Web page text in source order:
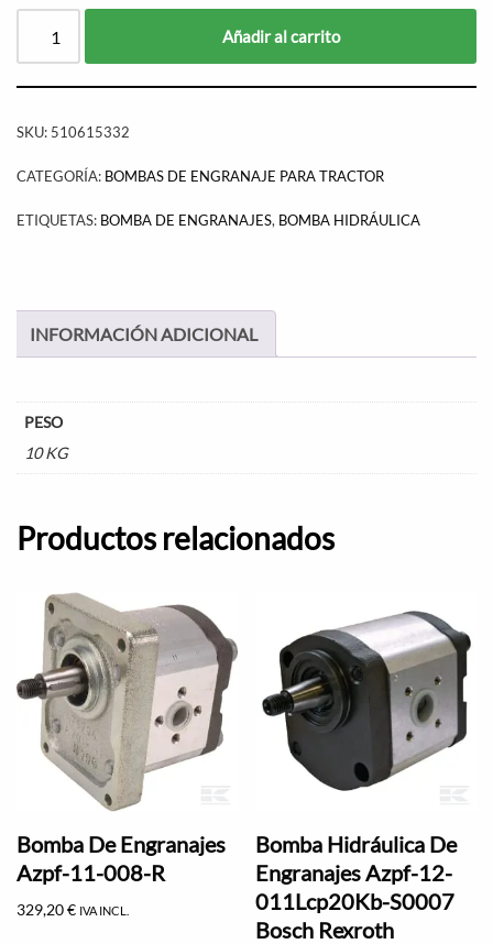
Añadir al carrito
SKU: 510615332
CATEGORÍA: BOMBAS DE ENGRANAJE PARA TRACTOR
ETIQUETAS: BOMBA DE ENGRANAJES, BOMBA HIDRÁULICA
INFORMACIÓN ADICIONAL
PESO
10 KG
Productos relacionados
Bomba De Engranajes
Azpf-11-008-R
329,20€ IVA INCL.
Bomba Hidráulica De
Engranajes Azpf-12-
011Lcp20Kb-S0007
Bosch Rexroth